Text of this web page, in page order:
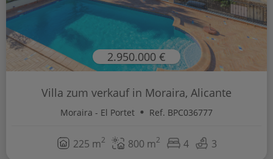
2.950.000 €
Villa zum verkauf in Moraira, Alicante
Moraira - El Portet Ref. BPC036777
225 m2 800 m2 4 3